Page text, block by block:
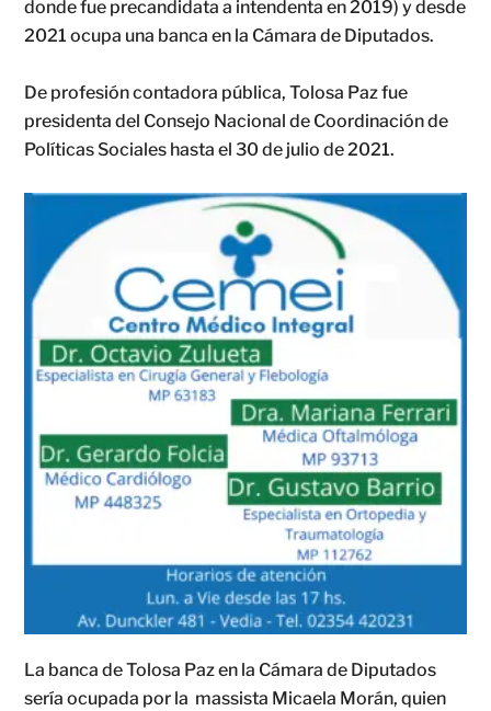
donde fue precandidata a intendenta en 2019) y desde
2021 ocupa una banca en la Cámara de Diputados.
De profesión contadora pública, Tolosa Paz fue
presidenta del Consejo Nacional de Coordinación de
Políticas Sociales hasta el 30 de julio de 2021.
La banca de Tolosa Paz en la Cámara de Diputados
sería ocupada por la massista Micaela Morán, quien